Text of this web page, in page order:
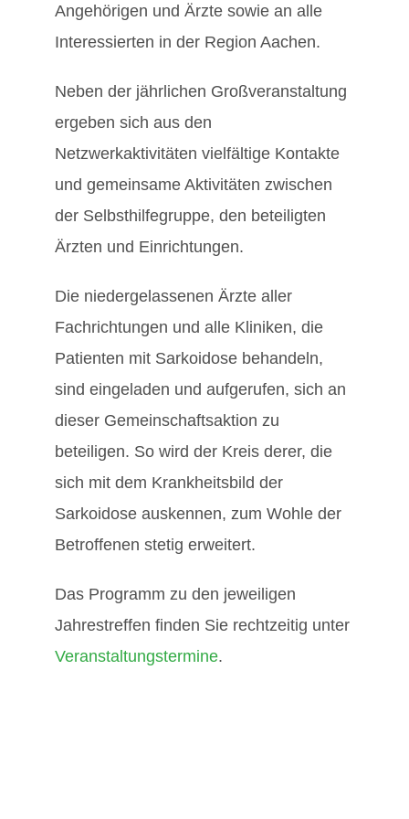
Angehörigen und Ärzte sowie an alle
Interessierten in der Region Aachen.
Neben der jährlichen Großveranstaltung
ergeben sich aus den
Netzwerkaktivitäten vielfältige Kontakte
und gemeinsame Aktivitäten zwischen
der Selbsthilfegruppe, den beteiligten
Ärzten und Einrichtungen.
Die niedergelassenen Ärzte aller
Fachrichtungen und alle Kliniken, die
Patienten mit Sarkoidose behandeln,
sind eingeladen und aufgerufen, sich an
dieser Gemeinschaftsaktion zu
beteiligen. So wird der Kreis derer, die
sich mit dem Krankheitsbild der
Sarkoidose auskennen, zum Wohle der
Betroffenen stetig erweitert.
Das Programm zu den jeweiligen
Jahrestreffen finden Sie rechtzeitig unter
Veranstaltungstermine.